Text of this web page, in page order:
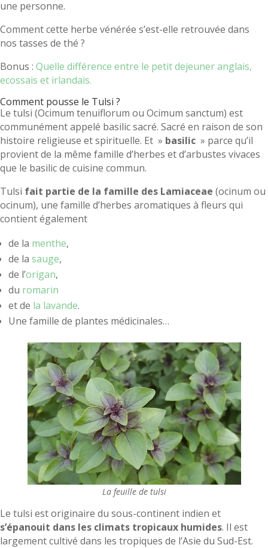
une personne.
Comment cette herbe vénérée s’est-elle retrouvée dans
nos tasses de thé ?
Bonus : Quelle différence entre le petit dejeuner anglais,
ecossais et irlandais.
Comment pousse le Tulsi ?
Le tulsi (Ocimum tenuiflorum ou Ocimum sanctum) est
communément appelé basilic sacré. Sacré en raison de son
histoire religieuse et spirituelle. Et » basilic » parce qu’il
provient de la même famille d’herbes et d’arbustes vivaces
que le basilic de cuisine commun.
Tulsi fait partie de la famille des Lamiaceae (ocinum ou
ocinum), une famille d’herbes aromatiques à fleurs qui
contient également
de la menthe,
de la sauge,
de l’origan,
du romarin
et de la lavande.
Une famille de plantes médicinales…
La feuille de tulsi
Le tulsi est originaire du sous-continent indien et
s’épanouit dans les climats tropicaux humides. Il est
largement cultivé dans les tropiques de l’Asie du Sud-Est.